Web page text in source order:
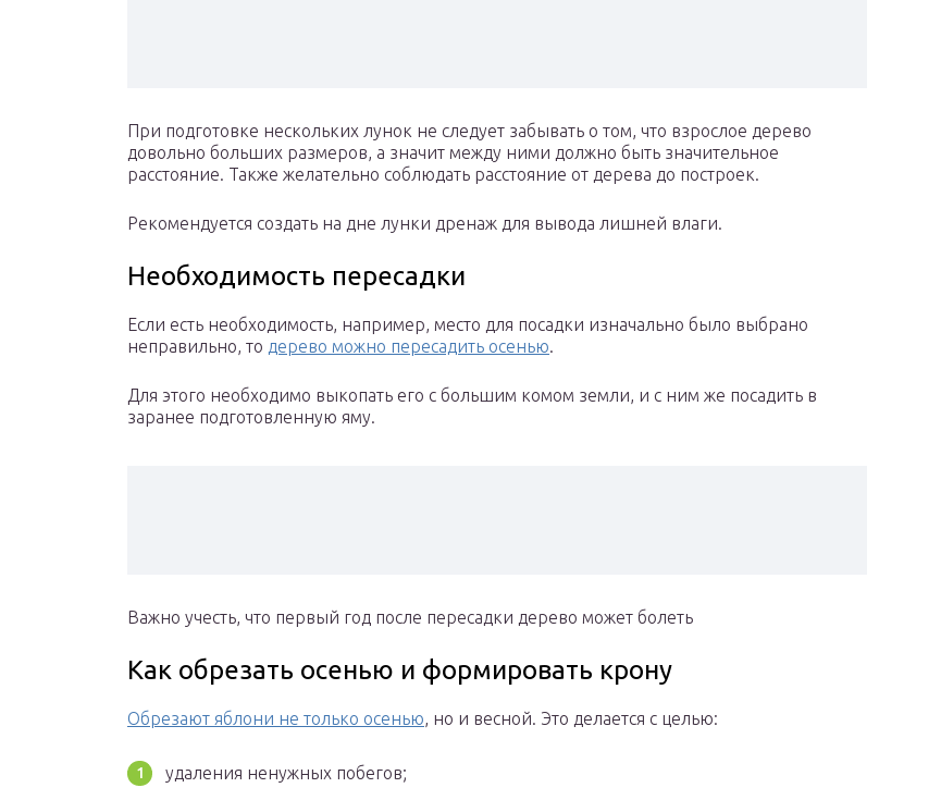
При подготовке нескольких лунок не следует забывать о том, что взрослое дерево
довольно больших размеров, а значит между ними должно быть значительное
расстояние. Также желательно соблюдать расстояние от дерева до построек.
Рекомендуется создать на дне лунки дренаж для вывода лишней влаги.
Необходимость пересадки
Если есть необходимость, например, место для посадки изначально было выбрано
неправильно, то дерево можно пересадить осенью.
Для этого необходимо выкопать его с большим комом земли, и с ним же посадить в
заранее подготовленную яму.
Важно учесть, что первый год после пересадки дерево может болеть
Как обрезать осенью и формировать крону
Обрезают яблони не только осенью, но и весной. Это делается с целью:
удаления ненужных побегов;